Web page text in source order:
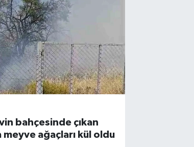
bahçesinde çıkan
meyve ağaçları kül oldu